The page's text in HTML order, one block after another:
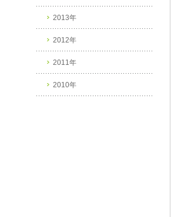
2013年
2012年
2011年
2010年